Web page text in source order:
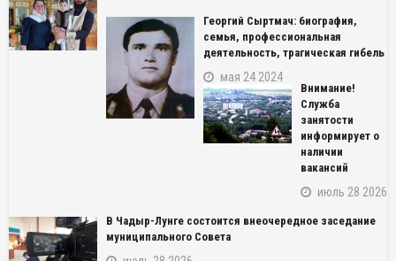
Георгий Сыртмач: биография,
семья, профессиональная
деятельность, трагическая гибель
мая 24 2024
Внимание!
Служба
занятости
информирует о
наличии
вакансий
июль 28 2026
В Чадыр-Лунге состоится внеочередное заседание
муниципального Совета